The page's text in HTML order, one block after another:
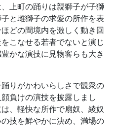
上町の踊りは親獅子が子獅
と雌獅子の求愛の所作を表
どの間境内を激しく動き回
こなせる若者でないと演じ
かな演技に見物客らも大き
りがかわいらしさで観衆の
負けの演技を披露しまし
、軽快な所作で扇奴、綾奴
技を鮮やかに決め、満場の